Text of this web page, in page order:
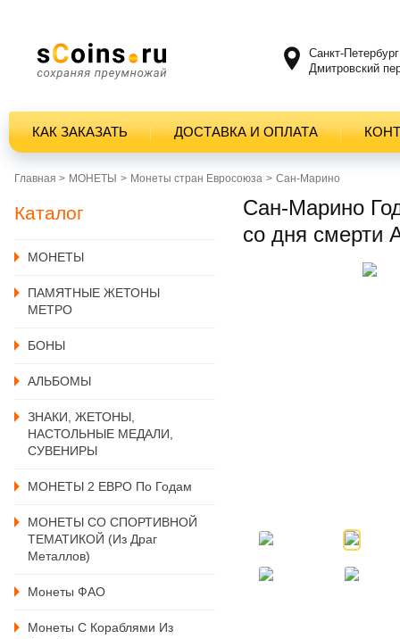
Санкт-Петербург
Дмитровский
КАК ЗАКАЗАТЬ ДОСТАВКА И ОПЛАТА
Главная > MОНЕТЫ Монеты стран Евросоюза Сан-Марино
Каталог
MОНЕТЫ
ПАМЯТНЫЕ ЖЕТОНЫ
МЕТРО
БОНЫ
АЛЬБОМЫ
ЗНАКИ, ЖЕТОНЫ,
НАСТОЛЬНЫЕ МЕДАЛИ,
СУВЕНИРЫ
МОНЕТЫ 2 ЕВРО По Годам
МОНЕТЫ СО СПОРТИВНОЙ
ТЕМАТИКОЙ (из Драг
Металлов)
Монеты ФАО
Монеты С Кораблями Из
Сан-Марино
со дня смерти